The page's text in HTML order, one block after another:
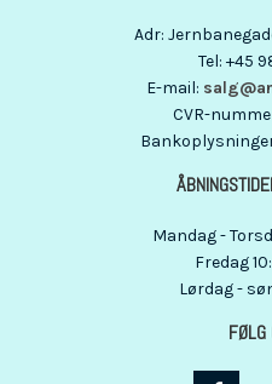
Adr:
Tel: +45
E-mail:
CVR-
Mandag -
Fredag
Lørdag -
FØLG